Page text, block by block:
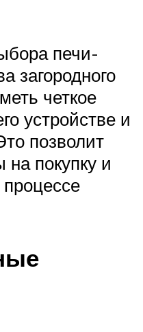
печи-
загородного
четкое
устройстве и
позволит
на покупку и